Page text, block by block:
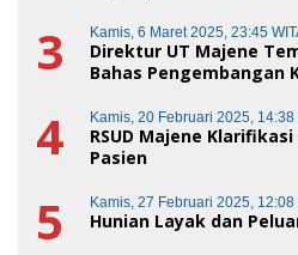
3 Kamis, 6 Maret 2025, 23:45
Direktur UT Majene
Bahas Pengembangan
4 Kamis, 20 Februari 2025, 14:38
RSUD Majene
Pasien
5 Kamis, 27 Februari 2025, 12:08
Hunian Layak dan